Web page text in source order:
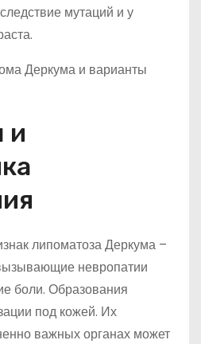
мутаций и у
и
липоматоза Деркума –
невропатии
боли. Образования
под кожей. Их
важных органах может